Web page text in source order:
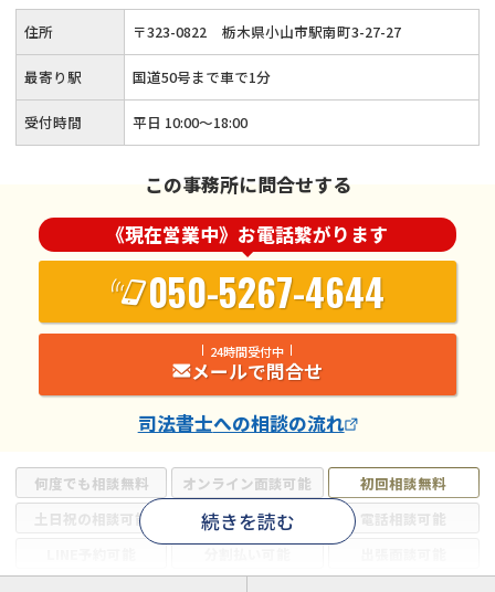
当事務所は、一般的な法律事務所に比べ、比較的リーズナブル
な費用設定
になっているかと思います。減額報酬はいただいて
おりませんし、分割払いも可能です。「少しでも安く債務整理
を行いたい」とお考えの方は、他事務所様の費用と比較した上
でぜひご依頼ください。経済的負担が少ない形でご依頼を受け
何度でも相談無料 オンライン面談可能
初回相談無料
土日祝の相談可能
19時以降電話可能
電話相談可能
続きを読む
住所 〒323-0822 栃木県小山市駅南町3-27-27
最寄り駅 国道50号まで車で1分
受付時間 平日 10:00〜18:00
この事務所に問合せする
《現在営業中》お電話繋がります
050-5267-4644
24時間受付中
メールで問合せ
司法書士への相談の流れ